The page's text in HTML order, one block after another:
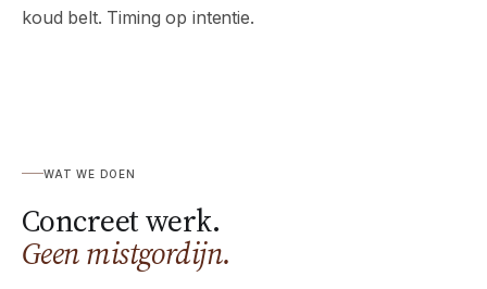
koud belt. Timing op intentie.
WAT WE DOEN
Concreet werk.
Geen mistgordijn.